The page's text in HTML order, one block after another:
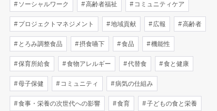
ソーシャルワーク 高齢者福祉 コミュニティケア
プロジェクトマネジメント 地域貢献 広報 高齢者
とろみ調整食品 摂食嚥下 食品 機能性
保育所給食 食物アレルギー 代替食 食と健康
母子保健 コミュニティ 病気の仕組み
食事・栄養の次世代への影響 食育 子どもの食と栄養